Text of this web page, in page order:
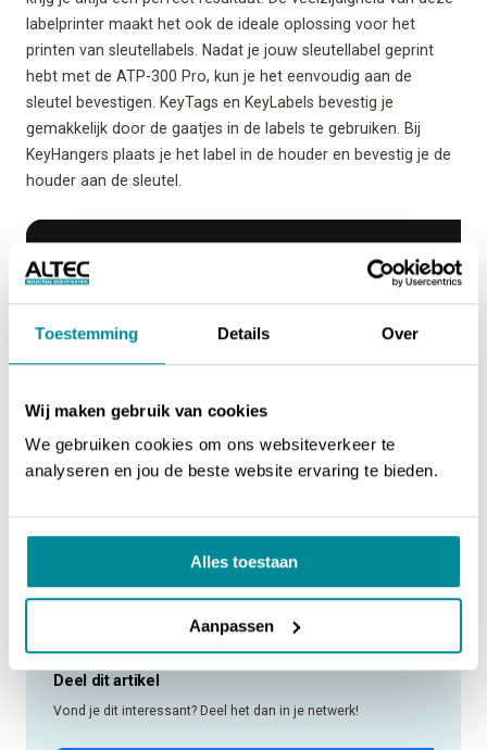
Toestemming Details Over
Wij maken gebruik van cookies
We gebruiken cookies om ons websiteverkeer te
analyseren en jou de beste website ervaring te bieden.
Alles toestaan
Aanpassen
Deel dit artikel
Vond je dit interessant? Deel het dan in je netwerk!
labelprinter maakt het ook de ideale oplossing voor het
printen van sleutellabels. Nadat je jouw sleutellabel geprint
hebt met de ATP-300 Pro, kun je het eenvoudig aan de
sleutel bevestigen. KeyTags en KeyLabels bevestig je
gemakkelijk door de gaatjes in de labels te gebruiken. Bij
KeyHangers plaats je het label in de houder en bevestig je de
houder aan de sleutel.